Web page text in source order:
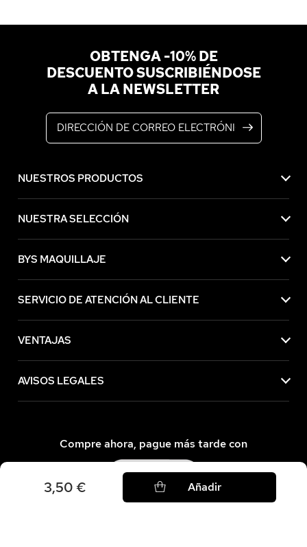
3,50 € Añadir
OBTENGA -10% DE
DESCUENTO SUSCRIBIÉNDOSE
A LA NEWSLETTER
NUESTROS PRODUCTOS
NUESTRA SELECCIÓN
BYS MAQUILLAJE
SERVICIO DE ATENCIÓN AL CLIENTE
VENTAJAS
AVISOS LEGALES
Compre ahora, pague más tarde con